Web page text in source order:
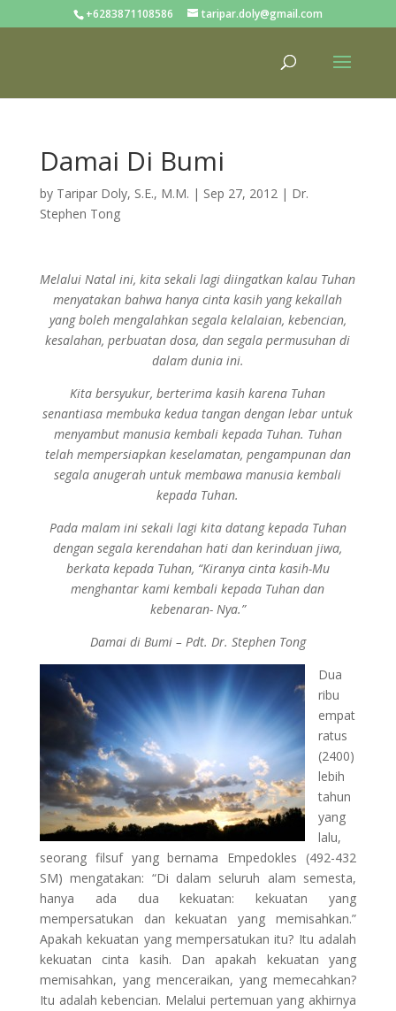
+6283871108586 taripar.doly@gmail.com
Damai Di Bumi
by Taripar Doly, S.E., M.M. | Sep 27, 2012| Dr.
Stephen Tong
Melalui Natal ini, kita sekali lagi diingatkan kalau Tuhan
menyatakan bahwa hanya cinta kasih yang kekallah
yang boleh mengalahkan segala kelalaian, kebencian,
kesalahan, perbuatan dosa, dan segala permusuhan di
dalam dunia ini.
Kita bersyukur, berterima kasih karena Tuhan
senantiasa membuka kedua tangan dengan lebar untuk
menyambut manusia kembali kepada Tuhan. Tuhan
telah mempersiapkan keselamatan, pengampunan dan
segala anugerah untuk membawa manusia kembali
kepada Tuhan.
Pada malam ini sekali lagi kita datang kepada Tuhan
dengan segala kerendahan hati dan kerinduan jiwa,
berkata kepada Tuhan, “Kiranya cinta kasih-Mu
menghantar kami kembali kepada Tuhan dan
kebenaran- Nya.”
Damai di Bumi – Pdt. Dr. Stephen Tong
Dua
ribu
empat
ratus
(2400)
lebih
tahun
yang
lalu,
seorang filsuf yang bernama Empedokles (492-432
SM) mengatakan: “Di dalam seluruh alam semesta,
hanya ada dua kekuatan: kekuatan yang
mempersatukan dan kekuatan yang memisahkan.”
Apakah kekuatan yang mempersatukan itu? Itu adalah
kekuatan cinta kasih. Dan apakah kekuatan yang
memisahkan, yang menceraikan, yang memecahkan?
Itu adalah kebencian. Melalui pertemuan yang akhirnya